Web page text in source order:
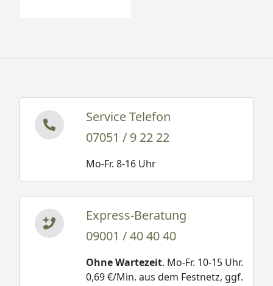
Service Telefon
07051 / 9 22 22
Mo-Fr. 8-16 Uhr
Express-Beratung
09001 / 40 40 40
Ohne Wartezeit. Mo-Fr. 10-15 Uhr.
0,69 €/Min. aus dem Festnetz, ggf.